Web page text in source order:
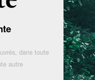
dans toute
autre